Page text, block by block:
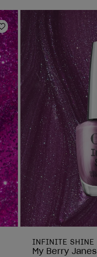
Ajouter aux favoris
INFINITE SHINE
My Berry Janes